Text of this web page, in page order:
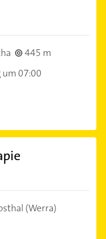
445 m
07:00
(Werra)